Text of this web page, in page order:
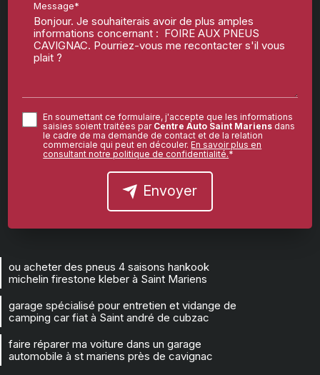
Message*
En soumettant ce formulaire, j'accepte que les informations
saisies soient traitées par Centre Auto Saint Mariens dans
le cadre de ma demande de contact et de la relation
commerciale qui peut en découler.En savoir plus en
consultant notre politique de confidentialité.*
Envoyer
ou acheter des pneus 4 saisons hankook
michelin firestone kleber à Saint Mariens
garage spécialisé pour entretien et vidange de
camping car fiat à Saint andré de cubzac
faire réparer ma voiture dans un garage
automobile à st mariens près de cavignac